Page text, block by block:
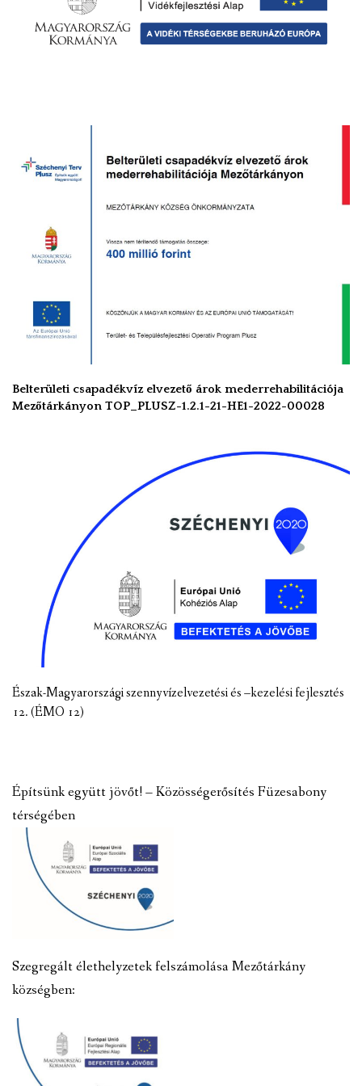
Belterületi csapadékvíz elvezető árok mederrehabilitációja
Mezőtárkányon TOP_PLUSZ-1.2.1-21-HE1-2022-00028
Észak-Magyarországi szennyvízelvezetési és –kezelési fejlesztés
12. (ÉMO 12)
Építsünk együtt jövőt! – Közösségerősítés Füzesabony
térségében
Szegregált élethelyzetek felszámolása Mezőtárkány
községben: